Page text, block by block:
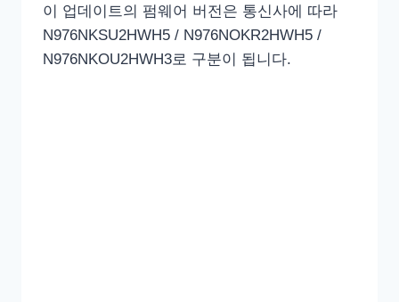
이 업데이트의 펌웨어 버전은 통신사에 따라
N976NKSU2HWH5 / N976NOKR2HWH5 /
N976NKOU2HWH3로 구분이 됩니다.